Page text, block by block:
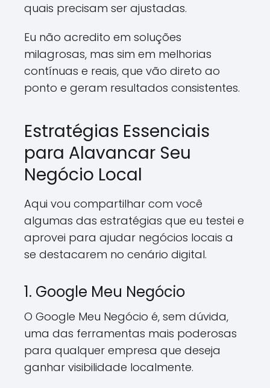
quais precisam ser ajustadas.
Eu não acredito em soluções
milagrosas, mas sim em melhorias
contínuas e reais, que vão direto ao
ponto e geram resultados consistentes.
Estratégias Essenciais
para Alavancar Seu
Negócio Local
Aqui vou compartilhar com você
algumas das estratégias que eu testei e
aprovei para ajudar negócios locais a
se destacarem no cenário digital.
1. Google Meu Negócio
O Google Meu Negócio é, sem dúvida,
uma das ferramentas mais poderosas
para qualquer empresa que deseja
ganhar visibilidade localmente.